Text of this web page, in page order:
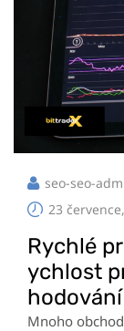
seo-seo-
23
Rychlé
ychlost
hodování
Mnoho